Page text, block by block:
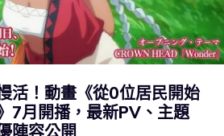
活！動畫《從0位居民開始
7月開播，最新PV、主題
陣容公開